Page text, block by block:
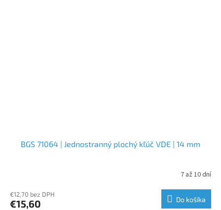
BGS 71064 | Jednostranný plochý kľúč VDE | 14 mm
7 až 10 dní
€12,70 bez DPH
€15,60 Do košíka